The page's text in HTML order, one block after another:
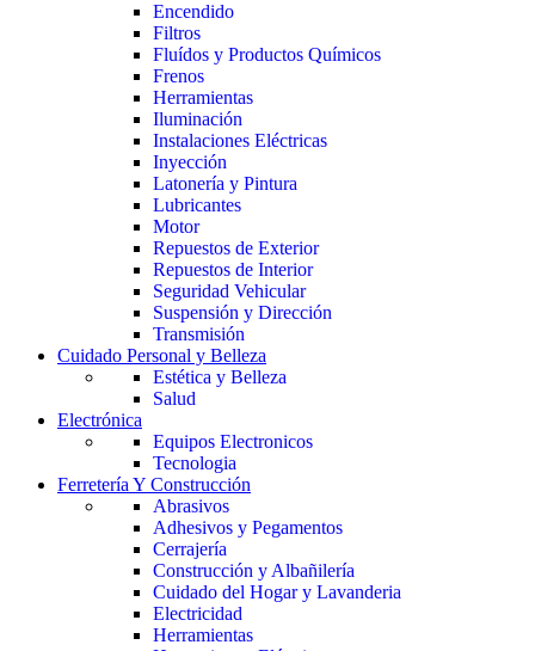
Encendido
Filtros
Fluídos y Productos Químicos
Frenos
Herramientas
Iluminación
Instalaciones Eléctricas
Inyección
Latonería y Pintura
Lubricantes
Motor
Repuestos de Exterior
Repuestos de Interior
Seguridad Vehicular
Suspensión y Dirección
Transmisión
Cuidado Personal y Belleza
Estética y Belleza
Salud
Electrónica
Equipos Electronicos
Tecnologia
Ferretería Y Construcción
Abrasivos
Adhesivos y Pegamentos
Cerrajería
Construcción y Albañilería
Cuidado del Hogar y Lavanderia
Electricidad
Herramientas